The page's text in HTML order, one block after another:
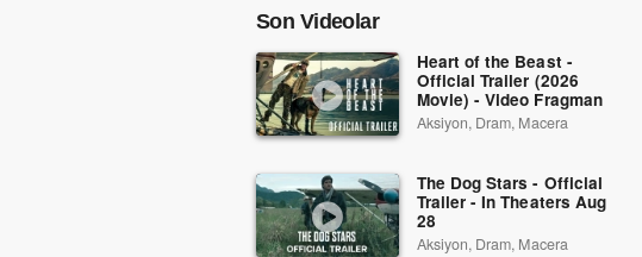
Son Videolar
Heart of the Beast -
Official Trailer (2026
Movie) - Video Fragman
Aksiyon, Dram, Macera
The Dog Stars - Official
Trailer - In Theaters Aug
28
Aksiyon, Dram, Macera